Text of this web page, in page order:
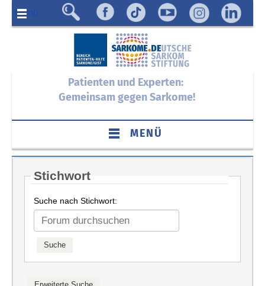
Menü
Patienten und Experten:
Gemeinsam gegen Sarkome!
MENÜ
Stichwort
Suche nach Stichwort: